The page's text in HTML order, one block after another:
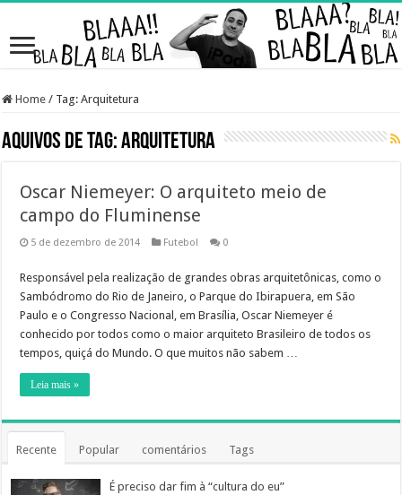
Home / Tag:Arquitetura
Aquivos de Tag:Arquitetura
Oscar Niemeyer: O arquiteto meio de
campo do Fluminense
5 de dezembro de 2014 Futebol 0
Responsável pela realização de grandes obras arquitetônicas, como o
Sambódromo do Rio de Janeiro, o Parque do Ibirapuera, em São
Paulo e o Congresso Nacional, em Brasília, Oscar Niemeyer é
conhecido por todos como o maior arquiteto Brasileiro de todos os
tempos, quiçá do Mundo. O que muitos não sabem …
Leia mais »
Recente Popular comentários Tags
É preciso dar fim à “cultura do eu”